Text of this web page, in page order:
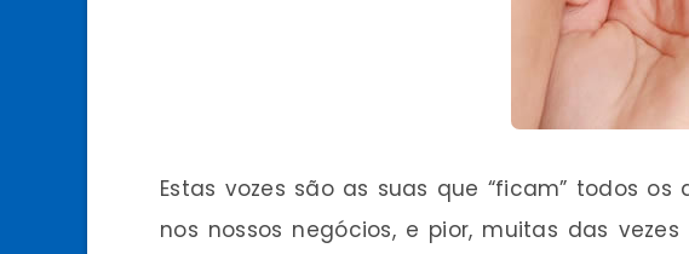
Estas vozes são as suas que “ficam” todos
nos nossos negócios, e pior, muitas das